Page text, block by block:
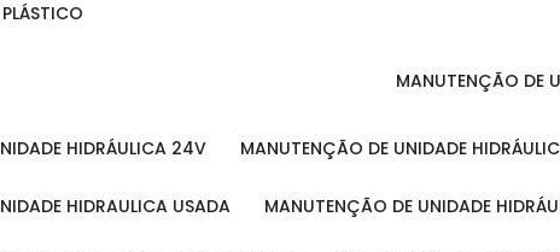
MANUTENÇÃO DE
HIDRÁULICA 24V MANUTENÇÃO DE UNIDADE
HIDRAULICA USADA MANUTENÇÃO DE UNIDADE